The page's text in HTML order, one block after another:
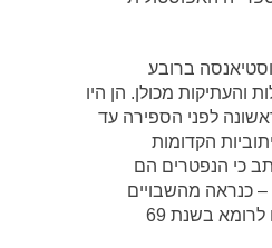
ברובע
והעתיקות מכולן. הן היו
לפני הספירה עד
הקדומות
כי הנפטרים הם
כנראה מהשבויים
שפומפיוס הביא עמו לרומא בשנת 69